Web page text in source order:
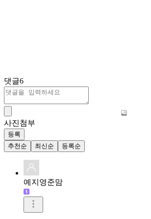
댓글6
사진첨부
등록
추천순
최신순 등록순
예지영준맘